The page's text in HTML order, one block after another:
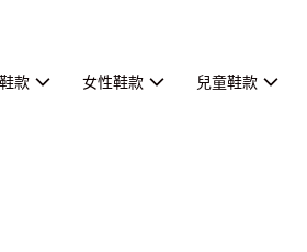
款 女性鞋款 兒童鞋款